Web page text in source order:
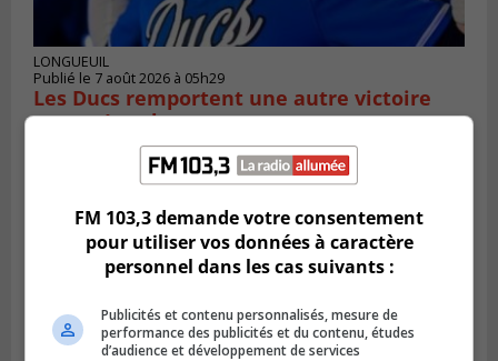
LONGUEUIL
Publié le 7 août 2026 à 05h29
Les Ducs remportent une autre victoire
contre Laval
FM 103,3 demande votre consentement
pour utiliser vos données à caractère
personnel dans les cas suivants :
Publicités et contenu personnalisés, mesure de
performance des publicités et du contenu, études
d’audience et développement de services